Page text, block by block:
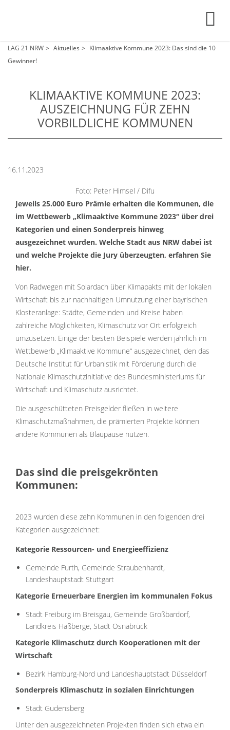
LAG 21 NRW Aktuelles
Klimaaktive Kommune 2023: Das sind die 10
Gewinner!
KLIMAAKTIVE KOMMUNE 2023:
AUSZEICHNUNG FÜR ZEHN
VORBILDLICHE KOMMUNEN
16.11.2023
Foto: Peter Himsel / Difu
Jeweils 25.000 Euro Prämie erhalten die Kommunen, die
im Wettbewerb „Klimaaktive Kommune 2023“ über drei
Kategorien und einen Sonderpreis hinweg
ausgezeichnet wurden. Welche Stadt aus NRW dabei ist
und welche Projekte die Jury überzeugten, erfahren Sie
hier.
Von Radwegen mit Solardach über Klimapakts mit der lokalen
Wirtschaft bis zur nachhaltigen Umnutzung einer bayrischen
Klosteranlage: Städte, Gemeinden und Kreise haben
zahlreiche Möglichkeiten, Klimaschutz vor Ort erfolgreich
umzusetzen. Einige der besten Beispiele werden jährlich im
Wettbewerb „Klimaaktive Kommune“ ausgezeichnet, den das
Deutsche Institut für Urbanistik mit Förderung durch die
Nationale Klimaschutzinitiative des Bundesministeriums für
Wirtschaft und Klimaschutz ausrichtet.
Die ausgeschütteten Preisgelder fließen in weitere
Klimaschutzmaßnahmen, die prämierten Projekte können
andere Kommunen als Blaupause nutzen.
Das sind die preisgekrönten
Kommunen:
2023 wurden diese zehn Kommunen in den folgenden drei
Kategorien ausgezeichnet:
Kategorie Ressourcen- und Energieeffizienz
Gemeinde Furth, Gemeinde Straubenhardt,
Landeshauptstadt Stuttgart
Kategorie Erneuerbare Energien im kommunalen Fokus
Stadt Freiburg im Breisgau, Gemeinde Großbardorf,
Landkreis Haßberge, Stadt Osnabrück
Kategorie Klimaschutz durch Kooperationen mit der
Wirtschaft
Bezirk Hamburg-Nord und Landeshauptstadt Düsseldorf
Sonderpreis Klimaschutz in sozialen Einrichtungen
Stadt Gudensberg
Unter den ausgezeichneten Projekten finden sich etwa ein